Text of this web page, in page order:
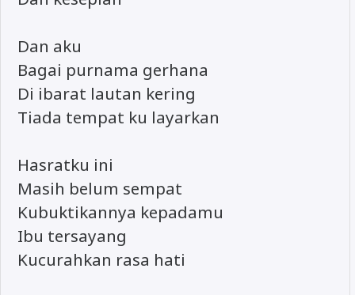
Dan aku
Bagai purnama gerhana
Di ibarat lautan kering
Tiada tempat ku layarkan
Hasratku ini
Masih belum sempat
Kubuktikannya kepadamu
Ibu tersayang
Kucurahkan rasa hati